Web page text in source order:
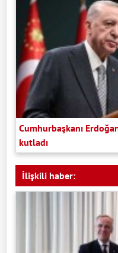
Cumhurbaşkanı
kutladı
İlişkili haber: